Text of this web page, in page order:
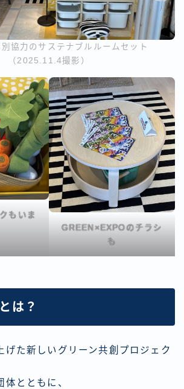
別協力のサステナブルルームセット
（2025.11.4撮影）
もいま
GREEN×EXPOのチラシ
も
は？
た新しいグリーン共創プロジェク
とともに、